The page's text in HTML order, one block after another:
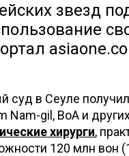
звезд
суд в Сеуле
Nam-gil, BoA и
хирурги,
120 млн вон